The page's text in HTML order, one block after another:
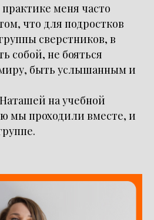
меня часто
что для подростков
сверстников, в
собой, не бояться
быть услышанным и
Наташей на учебной
мы проходили вместе, и